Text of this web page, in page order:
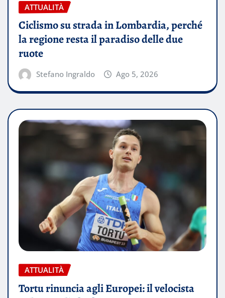
ATTUALITÀ
Ciclismo su strada in Lombardia, perché
la regione resta il paradiso delle due
ruote
Stefano Ingraldo Ago 5, 2026
ATTUALITÀ
Tortu rinuncia agli Europei: il velocista